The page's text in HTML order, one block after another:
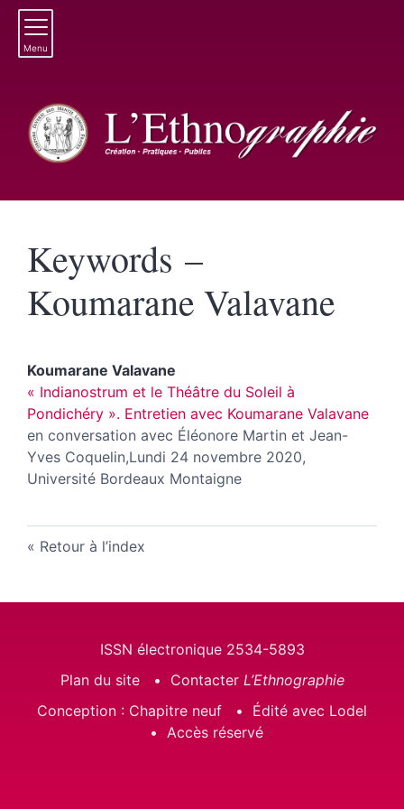
Menu
Keywords –
Koumarane Valavane
Koumarane Valavane
« Indianostrum et le Théâtre du Soleil à
Pondichéry ». Entretien avec Koumarane Valavane
en conversation avec Éléonore Martin et Jean-
Yves Coquelin,Lundi 24 novembre 2020,
Université Bordeaux Montaigne
Retour à l’index
ISSN électronique 2534-5893
Plan du site
Contacter L’Ethnographie
Conception : Chapitre neuf
Édité avec Lodel
Accès réservé